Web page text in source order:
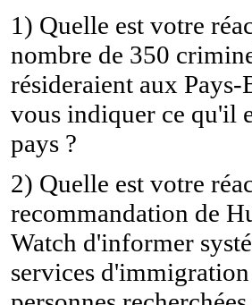
1) Quelle est votre
nombre de 350
résideraient aux Pays-
vous indiquer ce qu'il
pays ?
2) Quelle est votre
recommandation de
Watch d'informer
services